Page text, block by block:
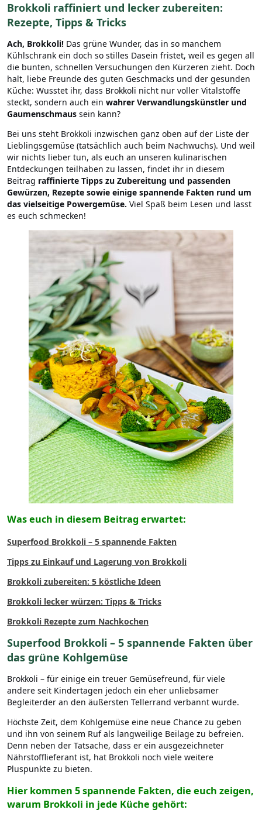
Brokkoli raffiniert und lecker zubereiten:
Rezepte, Tipps & Tricks
Ach, Brokkoli! Das grüne Wunder, das in so manchem
Kühlschrank ein doch so stilles Dasein fristet, weil es gegen all
die bunten, schnellen Versuchungen den Kürzeren zieht. Doch
halt, liebe Freunde des guten Geschmacks und der gesunden
Küche: Wusstet ihr, dass Brokkoli nicht nur voller Vitalstoffe
steckt, sondern auch ein wahrer Verwandlungskünstler und
Gaumenschmaus sein kann?
Bei uns steht Brokkoli inzwischen ganz oben auf der Liste der
Lieblingsgemüse (tatsächlich auch beim Nachwuchs). Und weil
wir nichts lieber tun, als euch an unseren kulinarischen
Entdeckungen teilhaben zu lassen, findet ihr in diesem
Beitrag raffinierte Tipps zu Zubereitung und passenden
Gewürzen, Rezepte sowie einige spannende Fakten rund um
das vielseitige Powergemüse. Viel Spaß beim Lesen und lasst
es euch schmecken!
Was euch in diesem Beitrag erwartet:
Superfood Brokkoli – 5 spannende Fakten
Tipps zu Einkauf und Lagerung von Brokkoli
Brokkoli zubereiten: 5 köstliche Ideen
Brokkoli lecker würzen: Tipps & Tricks
Brokkoli Rezepte zum Nachkochen
Superfood Brokkoli – 5 spannende Fakten über
das grüne Kohlgemüse
Brokkoli – für einige ein treuer Gemüsefreund, für viele
andere seit Kindertagen jedoch ein eher unliebsamer
Begleiterder an den äußersten Tellerrand verbannt wurde.
Höchste Zeit, dem Kohlgemüse eine neue Chance zu geben
und ihn von seinem Ruf als langweilige Beilage zu befreien.
Denn neben der Tatsache, dass er ein ausgezeichneter
Nährstofflieferant ist, hat Brokkoli noch viele weitere
Pluspunkte zu bieten.
Hier kommen 5 spannende Fakten, die euch zeigen,
warum Brokkoli in jede Küche gehört: